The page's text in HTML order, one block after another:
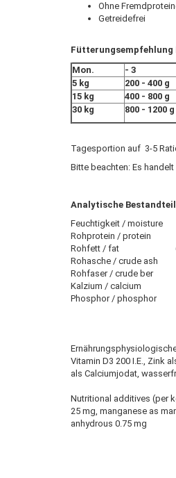
Ohne
Getreidefrei
Mon.
- 3
5 kg
200 - 400 g
15 kg
400 - 800 g
30 kg
800 - 1200 g
Tagesportion auf 3-5
Bitte beachten: Es
Analytische
Feuchtigkeit / moisture
Rohprotein / protein
Rohfett / fat
Rohasche / crude ash
Rohfaser / crude ber
Kalzium / calcium
Phosphor / phosphor
Vitamin D3 200 I.E., Zink
als Calciumjodat,
Nutritional additives (per
25 mg, manganese as
anhydrous 0.75 mg